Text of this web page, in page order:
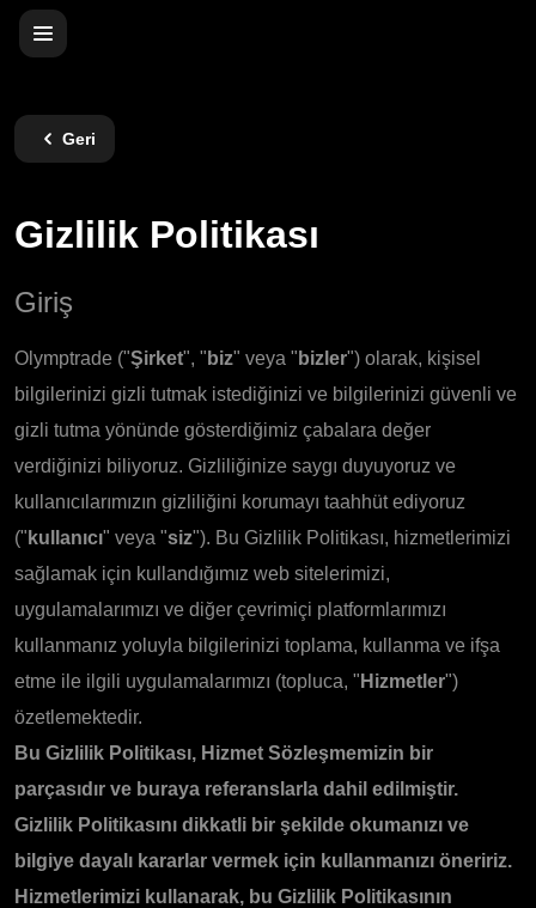
Geri
Gizlilik Politikası
Giriş
Olymptrade ("Şirket", " biz" veya " bizler") olarak, kişisel
bilgilerinizi gizli tutmak istediğinizi ve bilgilerinizi güvenli ve
gizli tutma yönünde gösterdiğimiz çabalara değer
verdiğinizi biliyoruz. Gizliliğinize saygı duyuyoruz ve
kullanıcılarımızın gizliliğini korumayı taahhüt ediyoruz
(" kullanıcı" veya "siz"). Bu Gizlilik Politikası, hizmetlerimizi
sağlamak için kullandığımız web sitelerimizi,
uygulamalarımızı ve diğer çevrimiçi platformlarımızı
kullanmanız yoluyla bilgilerinizi toplama, kullanma ve ifşa
etme ile ilgili uygulamalarımızı (topluca, " Hizmetler")
özetlemektedir.
Bu Gizlilik Politikası, Hizmet Sözleşmemizin bir
parçasıdır ve buraya referanslarla dahil edilmiştir.
Gizlilik Politikasını dikkatli bir şekilde okumanızı ve
bilgiye dayalı kararlar vermek için kullanmanızı öneririz.
Hizmetlerimizi kullanarak, bu Gizlilik Politikasının